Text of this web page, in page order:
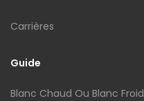
Carrières
Guide
Blanc Chaud Ou Blanc Froid